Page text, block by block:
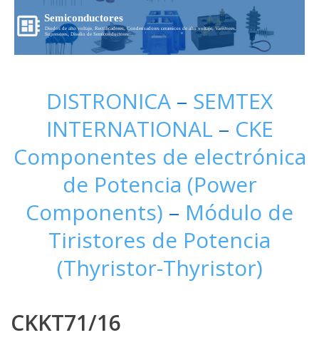
Semiconductores
Diodos de alto voltaje, Rectificadores, Condensadores ceramicos de alto voltaje, Varistores,
Supresores, Diseño de Semiconductores...
DISTRONICA – SEMTEX
INTERNATIONAL – CKE
Componentes de electrónica
de Potencia (Power
Components) – Módulo de
Tiristores de Potencia
(Thyristor-Thyristor)
CKKT71/16